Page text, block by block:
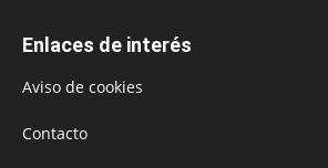
Enlaces de interés
Aviso de cookies
Contacto